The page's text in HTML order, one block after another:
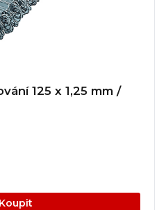
125 x 1,25 mm /